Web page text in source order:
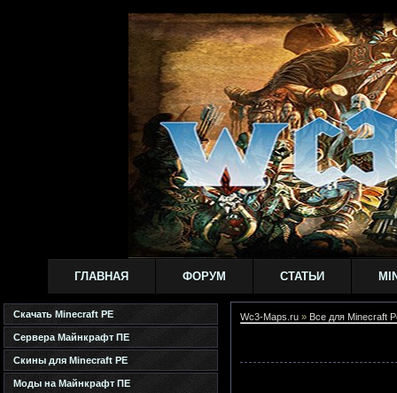
ГЛАВНАЯ ФОРУМ СТАТЬИ
Скачать Minecraft PE
Сервера Майнкрафт ПЕ
Скины для Minecraft PE
Моды на Майнкрафт ПЕ
Wc3-Maps.ru » Все для Minecraft